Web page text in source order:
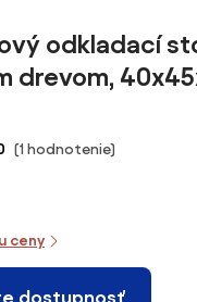
odkladací
drevom,
(1 hodnotenie)
ceny
dostupnosť